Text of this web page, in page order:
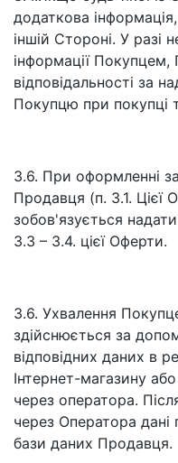
додаткова
іншій Стороні. У разі
інформації
відповідальності за
Покупцю при покупці
3.6. При оформленні
Продавця (п. 3.1. Цієї
зобов'язується
3.3 – 3.4. цієї Оферти.
3.6. Ухвалення
здійснюється за
відповідних даних в
Інтернет-магазину
через оператора.
через Оператора
бази даних Продавця.